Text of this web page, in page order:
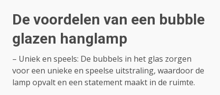
De voordelen van een bubble
glazen hanglamp
– Uniek en speels: De bubbels in het glas zorgen
voor een unieke en speelse uitstraling, waardoor de
lamp opvalt en een statement maakt in de ruimte.